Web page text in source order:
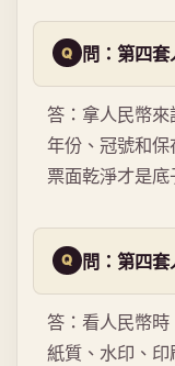
問：第四套
答：拿人民幣來
年份、冠號和保
票面乾淨才是底
問：第四套
答：看人民幣時
紙質、水印、